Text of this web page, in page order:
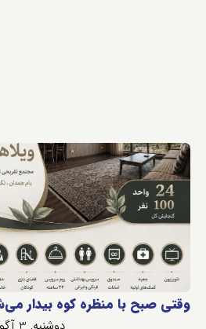
وقتی صبح با منظره کوه بیدار